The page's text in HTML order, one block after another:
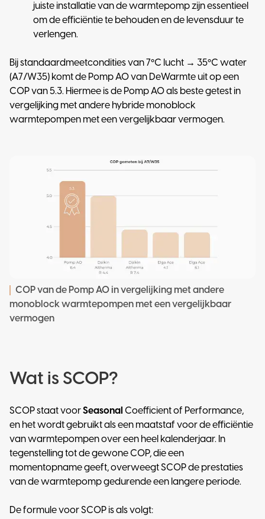
juiste installatie van de warmtepomp zijn essentieel
om de efficiëntie te behouden en de levensduur te
verlengen.
Bij standaardmeetcondities van 7ºC lucht → 35ºC water
(A7/W35) komt de Pomp AO van DeWarmte uit op een
COP van 5.3. Hiermee is de Pomp AO als beste getest in
vergelijking met andere hybride monoblock
warmtepompen met een vergelijkbaar vermogen.
COP van de Pomp AO in vergelijking met andere
monoblock warmtepompen met een vergelijkbaar
vermogen
Wat is SCOP?
SCOP staat voorSeasonal Coefficient of Performance,
en het wordt gebruikt als een maatstaf voor de efficiëntie
van warmtepompen over een heel kalenderjaar. In
tegenstelling tot de gewone COP, die een
momentopname geeft, overweegt SCOP de prestaties
van de warmtepomp gedurende een langere periode.
De formule voor SCOP is als volgt: